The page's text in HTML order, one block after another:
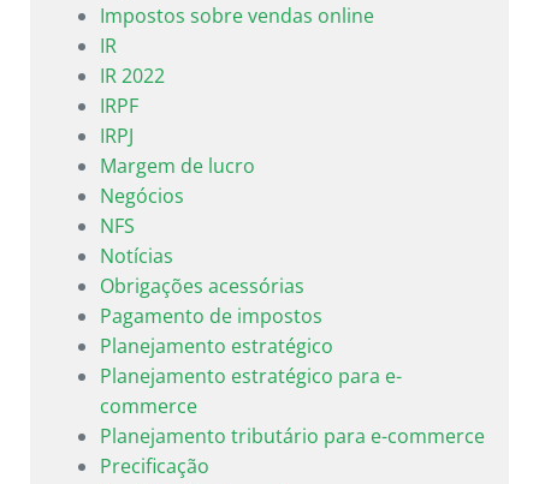
Impostos sobre vendas online
IR
IR 2022
IRPF
IRPJ
Margem de lucro
Negócios
NFS
Notícias
Obrigações acessórias
Pagamento de impostos
Planejamento estratégico
Planejamento estratégico para e-
commerce
Planejamento tributário para e-commerce
Precificação